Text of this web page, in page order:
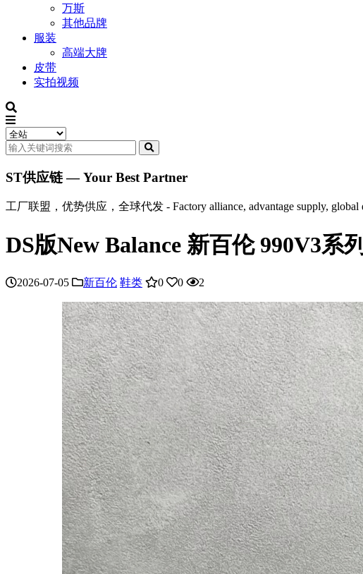
万斯
其他品牌
服装
高端大牌
皮带
实拍视频
ST供应链 — Your Best Partner
工厂联盟，优势供应，全球代发 - Factory alliance, advantage supply, global
DS版New Balance 新百伦 990V3
2026-07-05 新百伦 鞋类 0 0 2